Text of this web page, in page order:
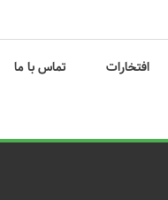
افتخارات تماس با ما